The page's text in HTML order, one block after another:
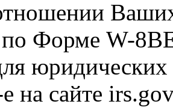
по Форме W-
на сайте